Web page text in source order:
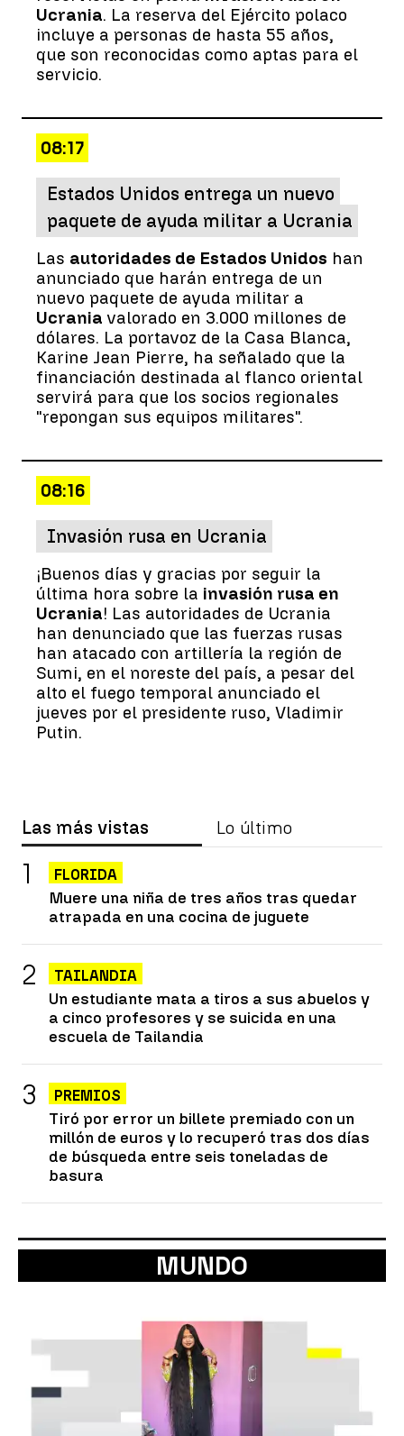
Ucrania. La reserva del Ejército polaco
incluye a personas de hasta 55 años,
que son reconocidas como aptas para el
servicio.
08:17
Estados Unidos entrega un nuevo
paquete de ayuda militar a Ucrania
Las autoridades de Estados Unidos han
anunciado que harán entrega de un
nuevo paquete de ayuda militar a
Ucrania valorado en 3.000 millones de
dólares. La portavoz de la Casa Blanca,
Karine Jean Pierre, ha señalado que la
financiación destinada al flanco oriental
servirá para que los socios regionales
"repongan sus equipos militares".
08:16
Invasión rusa en Ucrania
¡Buenos días y gracias por seguir la
última hora sobre la invasión rusa en
Ucrania! Las autoridades de Ucrania
han denunciado que las fuerzas rusas
han atacado con artillería la región de
Sumi, en el noreste del país, a pesar del
alto el fuego temporal anunciado el
jueves por el presidente ruso, Vladimir
Putin.
Las más vistas Lo último
FLORIDA
Muere una niña de tres años tras quedar
atrapada en una cocina de juguete
TAILANDIA
Un estudiante mata a tiros a sus abuelos y
a cinco profesores y se suicida en una
escuela de Tailandia
PREMIOS
Tiró por error un billete premiado con un
millón de euros y lo recuperó tras dos días
de búsqueda entre seis toneladas de
basura
MUNDO